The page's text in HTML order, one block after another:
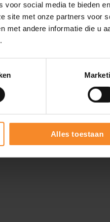
voor social media te bieden
site met onze partners voor
met andere informatie die u
Alles toestaan
vergroten
talentontwikkeling